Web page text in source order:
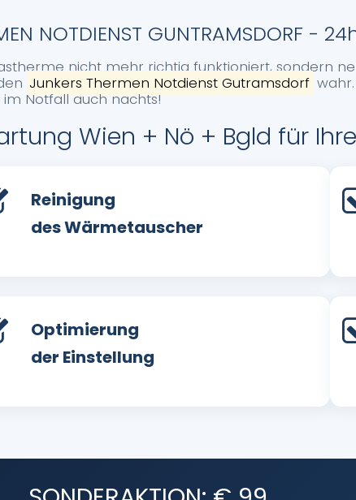
NOTDIENST GUNTRAMSDORF -
nicht mehr richtig funktioniert, sondern
Junkers Thermen Notdienst Gutramsdorf
Notfall auch nachts!
Wien + Nö + Bgld für
Reinigung
des Wärmetauscher
Optimierung
der Einstellung